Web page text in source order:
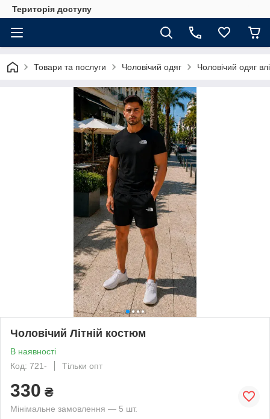
Територія доступу
Товари та послуги Чоловічий одяг Чоловічий одяг
Чоловічий Літній костюм
В наявності
Код: 721-
Тільки опт
330 ₴
Мінімальне замовлення — 5 шт.